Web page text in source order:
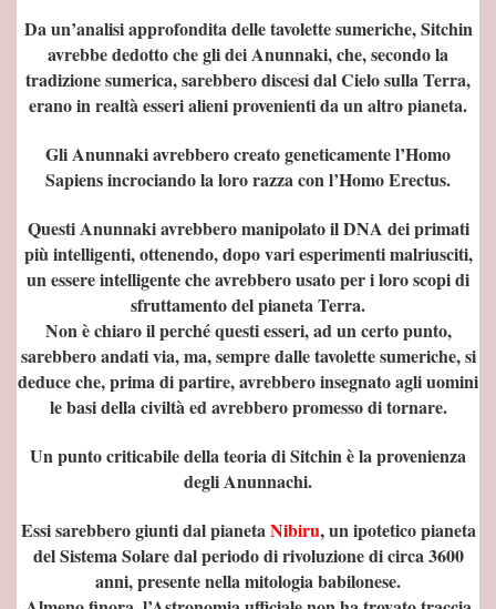
Da un’analisi approfondita delle tavolette sumeriche, Sitchin
avrebbe dedotto che gli dei Anunnaki, che, secondo la
tradizione sumerica, sarebbero discesi dal Cielo sulla Terra,
erano in realtà esseri alieni provenienti da un altro pianeta.
Gli Anunnaki avrebbero creato geneticamente l’Homo
Sapiens incrociando la loro razza con l’Homo Erectus.
Questi Anunnaki avrebbero manipolato il DNA dei primati
più intelligenti, ottenendo, dopo vari esperimenti malriusciti,
un essere intelligente che avrebbero usato per i loro scopi di
sfruttamento del pianeta Terra.
Non è chiaro il perché questi esseri, ad un certo punto,
sarebbero andati via, ma, sempre dalle tavolette sumeriche, si
deduce che, prima di partire, avrebbero insegnato agli uomini
le basi della civiltà ed avrebbero promesso di tornare.
Un punto criticabile della teoria di Sitchin è la provenienza
degli Anunnachi.
Essi sarebbero giunti dal pianetaNibiru, un ipotetico pianeta
del Sistema Solare dal periodo di rivoluzione di circa 3600
anni, presente nella mitologia babilonese.
NOI
- WIKIPEDIA